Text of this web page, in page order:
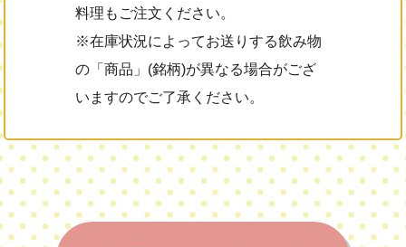
料理もご注文ください。
※在庫状況によってお送りする飲み物
の「商品」(銘柄)が異なる場合がござ
いますのでご了承ください。